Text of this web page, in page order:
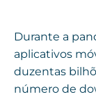
Durante a
aplicativos
duzentas
número de